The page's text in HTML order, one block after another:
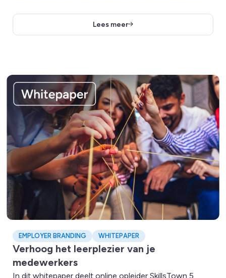
manier om te gaan met gevoelige gegevens.
Lees meer
Lees meer over Verhoog het leerplezier van je medewerkers
EMPLOYER BRANDING WHITEPAPER
Verhoog het leerplezier van je
medewerkers
In dit whitepaper deelt online opleider SkillsTown 5